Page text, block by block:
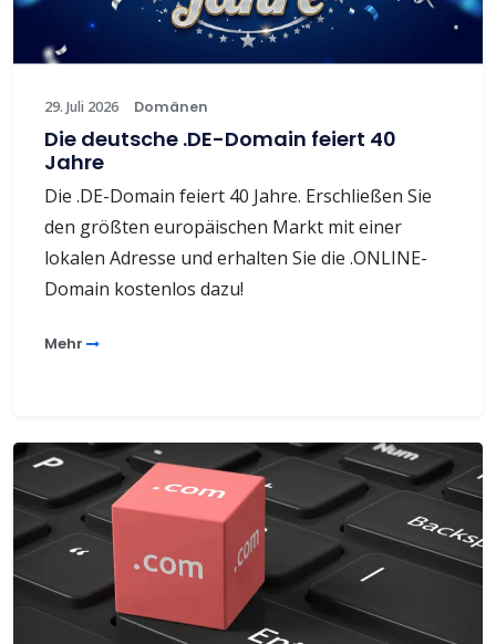
29. Juli 2026 Domänen
Die deutsche .DE-Domain feiert 40
Jahre
Die .DE-Domain feiert 40 Jahre. Erschließen Sie
den größten europäischen Markt mit einer
lokalen Adresse und erhalten Sie die .ONLINE-
Domain kostenlos dazu!
Mehr